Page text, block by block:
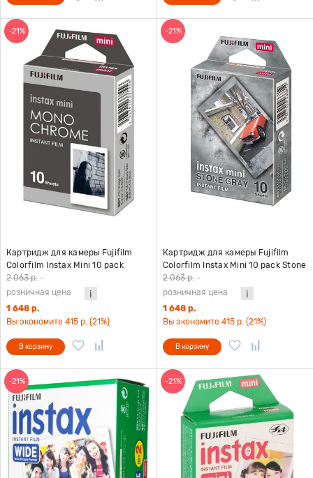
-21%
Картридж для камеры Fujifilm
Colorfilm Instax Mini 10 pack
Monochrome
2 063 р. -
розничная цена
1 648 р.
Вы экономите 415 р. (21%)
В корзину
-21%
Картридж для камеры Fujifilm
Colorfilm Instax Mini 10 pack Stone
Gray
2 063 р. -
розничная цена
1 648 р.
Вы экономите 415 р. (21%)
В корзину
-21% -21%